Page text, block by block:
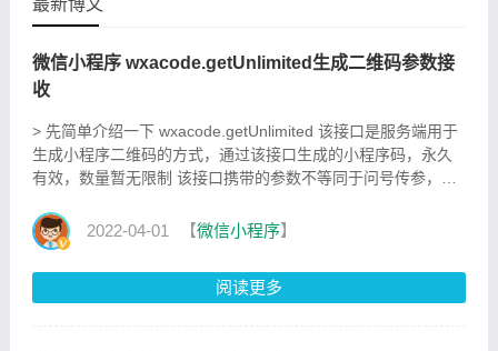
最新博文
微信小程序 wxacode.getUnlimited生成二维码参数接
收
> 先简单介绍一下 wxacode.getUnlimited 该接口是服务端用于
生成小程序二维码的方式，通过该接口生成的小程序码，永久
有效，数量暂无限制 该接口携带的参数不等同于问号传参，所
decodeURIComponent() 方法来接收参数 #### 开发工具模拟
扫描小程序码并携带scene参数 ![]
(http://image.apidata.vip/blog/article/2022-04-
01/164879750578292495.
2022-04-01 【微信小程序】
阅读更多